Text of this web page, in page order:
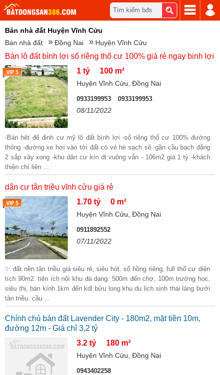
Tìm kiếm bđs
Bán nhà đất Huyện Vĩnh Cửu
Bán nhà đất
Đồng Nai Huyện Vĩnh Cửu
Bán lô đất bình lợi sổ riêng thổ cư 100% giá rẻ ngay binh lợi
1 tỷ
100 m²
Huyện Vĩnh Cửu, Đồng Nai
0933199953 0933199953
08/11/2022
-Bán hêt để định cư mỹ lô đất bình lợi -sổ riêng thổ cư 100% đường
thông -đường xe hơi vào tới đất có vẻ hè sạch sẽ -gần cầu bạch đằng
2 sắp xây xong -khu dân cư kín dt vuông vắn - 106m2 giá 1 tỷ -khách
thiện chí liên ...
dân cư tân triều vĩnh cửu giá rẻ
1.70 tỷ
0 m²
Huyện Vĩnh Cửu, Đồng Nai
0911892552
07/11/2022
✨ đất nền tân triều giá siêu rẻ, siêu hót. sổ hồng riêng, full thổ cư diện
tích 90m2. tiện ích nội khu đa dạng: 500m đến chợ, 100m trường học,
siêu thị, bán kính 1km đến kdl bửu long.khu du lịch sinh thái làng bưởi
tân triều. cầu ...
Chính chủ bán đất Lavender City - 180m2, mặt tiền 10m,
đường 12m - Giá chỉ 3,2 tỷ
3.2 tỷ
180 m²
Huyện Vĩnh Cửu, Đồng Nai
0943402258